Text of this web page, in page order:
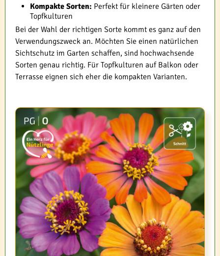
Kompakte Sorten: Perfekt für kleinere Gärten oder
Topfkulturen
Bei der Wahl der richtigen Sorte kommt es ganz auf den
Verwendungszweck an. Möchten Sie einen natürlichen
Sichtschutz im Garten schaffen, sind hochwachsende
Sorten genau richtig. Für Topfkulturen auf Balkon oder
Terrasse eignen sich eher die kompakten Varianten.